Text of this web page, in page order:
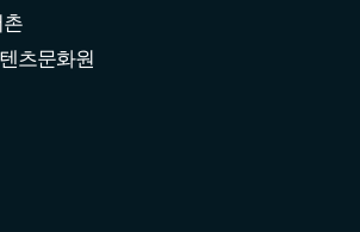
츠문화원